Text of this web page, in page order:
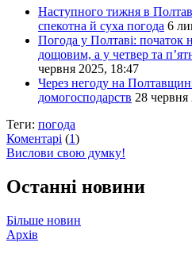
Наступного тижня в
спекотна й суха погода 6
Погода у Полтаві: початок
дощовим, а у четвер та
червня 2025, 18:47
Через негоду на
домогосподарств 28
Теги: погода
Коментарі (1)
Вислови свою думку!
Останні новини
Більше новин
Архів